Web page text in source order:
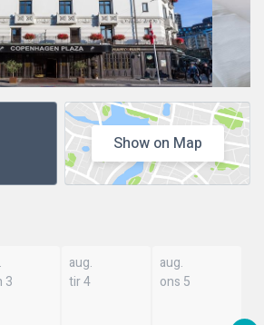
Show on Map
3
aug.
tir 4
aug.
ons 5